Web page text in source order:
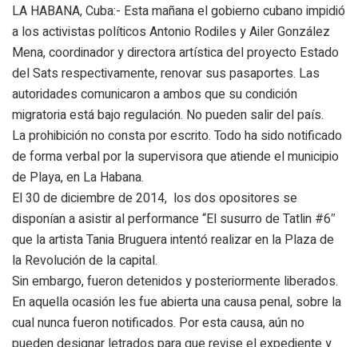
LA HABANA, Cuba:- Esta mañana el gobierno cubano impidió
a los activistas políticos Antonio Rodiles y Ailer González
Mena, coordinador y directora artística del proyecto Estado
del Sats respectivamente, renovar sus pasaportes. Las
autoridades comunicaron a ambos que su condición
migratoria está bajo regulación. No pueden salir del país.
La prohibición no consta por escrito. Todo ha sido notificado
de forma verbal por la supervisora que atiende el municipio
de Playa, en La Habana.
El 30 de diciembre de 2014, los dos opositores se
disponían a asistir al performance “El susurro de Tatlin #6″
que la artista Tania Bruguera intentó realizar en la Plaza de
la Revolución de la capital.
Sin embargo, fueron detenidos y posteriormente liberados.
En aquella ocasión les fue abierta una causa penal, sobre la
cual nunca fueron notificados. Por esta causa, aún no